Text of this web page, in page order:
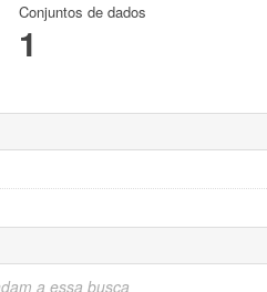
Conjuntos de dados
1
a essa busca